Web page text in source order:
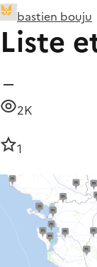
bastien bouju
Liste
2K
1